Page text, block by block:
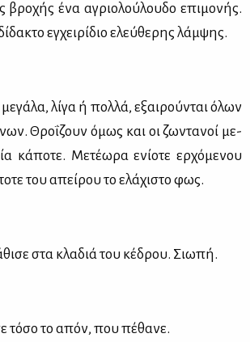
βρο­χής ένα αγριο­λού­λου­δο επι­μο­νής.
εγ­χει­ρί­διο ελεύ­θε­ρης λάμ­ψης.
λί­γα ή πολ­λά, εξαι­ρού­νται όλων
Θρο­ΐ­ζουν όμως και οι ζω­ντα­νοί με­
κά­πο­τε. Με­τέ­ω­ρα ενί­ο­τε ερ­χό­με­νου
του απεί­ρου το ελά­χι­στο φως.
στα κλα­διά του κέ­δρου. Σιω­πή.
τό­σο το απόν, που πέ­θα­νε.